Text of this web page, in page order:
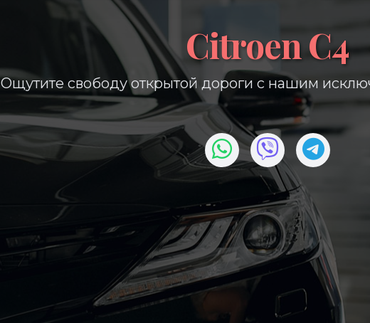
Citroen C4
Ощутите свободу открытой дороги с нашим